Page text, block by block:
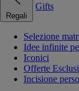
Regali
Gifts
Selezione
Idee infinite
Iconici
Offerte
Incisione